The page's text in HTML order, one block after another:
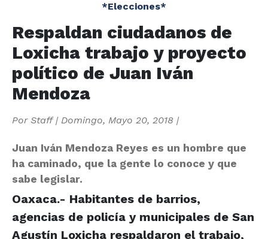
*Elecciones*
Respaldan ciudadanos de
Loxicha trabajo y proyecto
político de Juan Iván
Mendoza
Por Staff| Domingo, Mayo 20, 2018 |
Juan Iván Mendoza Reyes es un hombre que
ha caminado, que la gente lo conoce y que
sabe legislar.
Oaxaca.- Habitantes de barrios,
agencias de policía y municipales de San
Agustín Loxicha respaldaron el trabajo,